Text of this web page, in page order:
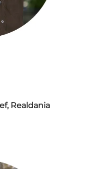
Realdania